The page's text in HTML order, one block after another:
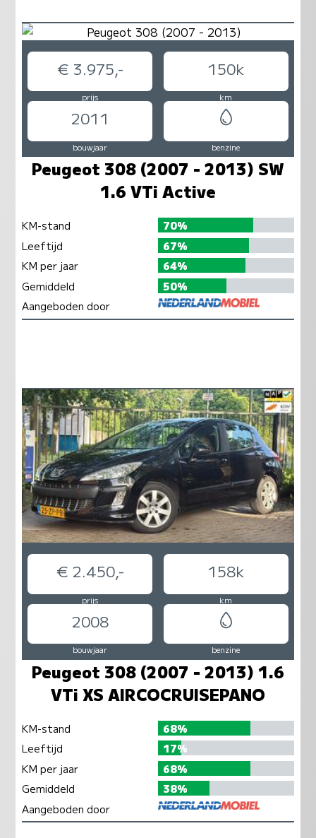
€ 3.975,- 150k
prijs km
2011
bouwjaar benzine
Peugeot 308 (2007 - 2013) SW
1.6 VTi Active
KM-stand
70%
Leeftijd
67%
KM per jaar
64%
Gemiddeld
50%
Aangeboden door
€ 2.450,- 158k
prijs km
2008
bouwjaar benzine
Peugeot 308 (2007 - 2013) 1.6
VTi XS AIRCOCRUISEPANO
KM-stand
68%
Leeftijd
17%
KM per jaar
68%
Gemiddeld
38%
Aangeboden door